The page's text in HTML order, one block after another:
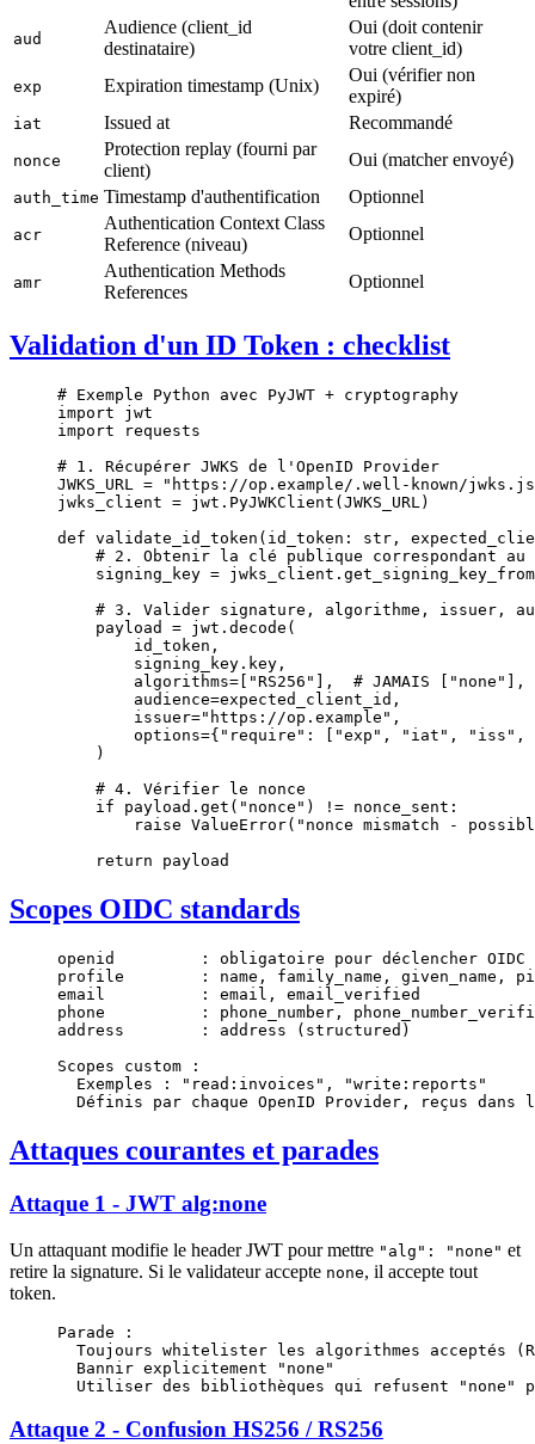
aud
Audience (client_id
destinataire)
Oui (doit contenir
votre client_id)
exp Expiration timestamp (Unix)
Oui (vérifier non
expiré)
iat Issued at Recommandé
nonce
Protection replay (fourni par
client)
Oui (matcher envoyé)
auth_time Timestamp d'authentification Optionnel
acr
Authentication Context Class
Reference (niveau)
Optionnel
amr
Authentication Methods
References
Optionnel
Validation d'un ID Token : checklist
# Exemple Python avec PyJWT + cryptography
import jwt
import requests
# 1. Récupérer JWKS de l'OpenID Provider
JWKS_URL = "https://op.example/.well-known/
jwks_client = jwt.PyJWKClient( JWKS_URL)
def validate_id_token (id_token: str ,
# 2. Obtenir la clé publique correspondant au
    signing_key
=
# 3. Valider signature, algorithme, issuer,
    payload
= jwt.decode(
        id_token,
        signing_key.key,
        algorithms
= "RS256" ], # JAMAIS ["none"],
        audience
=expected_client_id,
        issuer
="https://op.example" ,
        options
={ "require" : [ "exp" , "iat" , "iss" ,
    )
    # 4. Vérifier le nonce
    if
payload.get( "nonce" ) != nonce_sent:
        raise
ValueError( "nonce mismatch -
    return
payload
Scopes OIDC standards
openid         : obligatoire pour déclencher OIDC
profile        : name, family_name, given_name,
email          : email, email_verified
phone          : phone_number,
address        : address (structured)
Scopes custom :
  Exemples : "read:invoices", "write:reports"
Définis par chaque OpenID Provider, reçus dans
Attaques courantes et parades
Attaque 1 - JWT alg:none
Un attaquant modifie le header JWT pour mettre "alg": "none" et
retire la signature. Si le validateur accepte none, il accepte tout
token.
Parade :
Toujours whitelister les algorithmes acceptés
  Bannir explicitement "none"
Utiliser des bibliothèques qui refusent "none"
Attaque 2 - Confusion HS256 / RS256